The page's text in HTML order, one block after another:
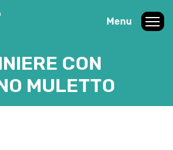
Menu
CON
MULETTO